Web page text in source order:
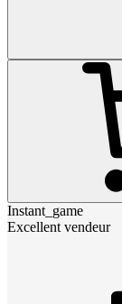
Instant_game
Excellent vendeur